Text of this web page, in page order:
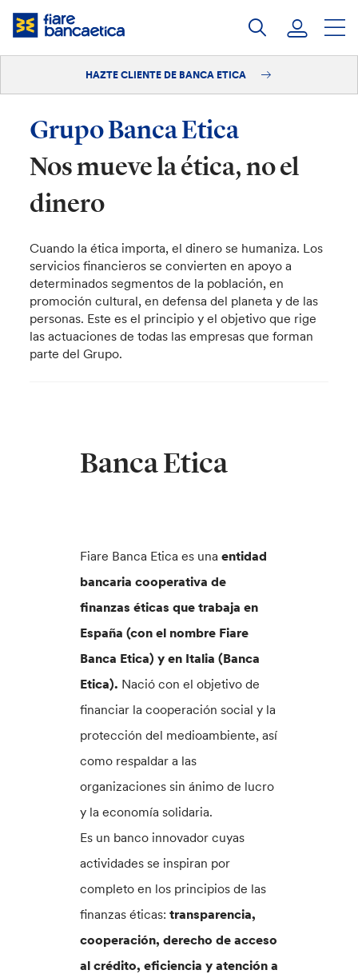
Saltar
Hazte cliente
HAZTE CLIENTE DE BANCA ETICA
Grupo Banca Etica
Nos mueve la ética, no el
dinero
Cuando la ética importa, el dinero se humaniza. Los
servicios financieros se convierten en apoyo a
determinados segmentos de la población, en
promoción cultural, en defensa del planeta y de las
personas. Este es el principio y el objetivo que rige
las actuaciones de todas las empresas que forman
parte del Grupo.
Banca Etica
Fiare Banca Etica es una entidad
bancaria cooperativa de
finanzas éticas que trabaja en
España (con el nombre Fiare
Banca Etica) y en Italia (Banca
Etica). Nació con el objetivo de
financiar la cooperación social y la
protección del medioambiente, así
como respaldar a las
organizaciones sin ánimo de lucro
y la economía solidaria.
Es un banco innovador cuyas
actividades se inspiran por
completo en los principios de las
finanzas éticas: transparencia,
cooperación, derecho de acceso
al crédito, eficiencia y atención a